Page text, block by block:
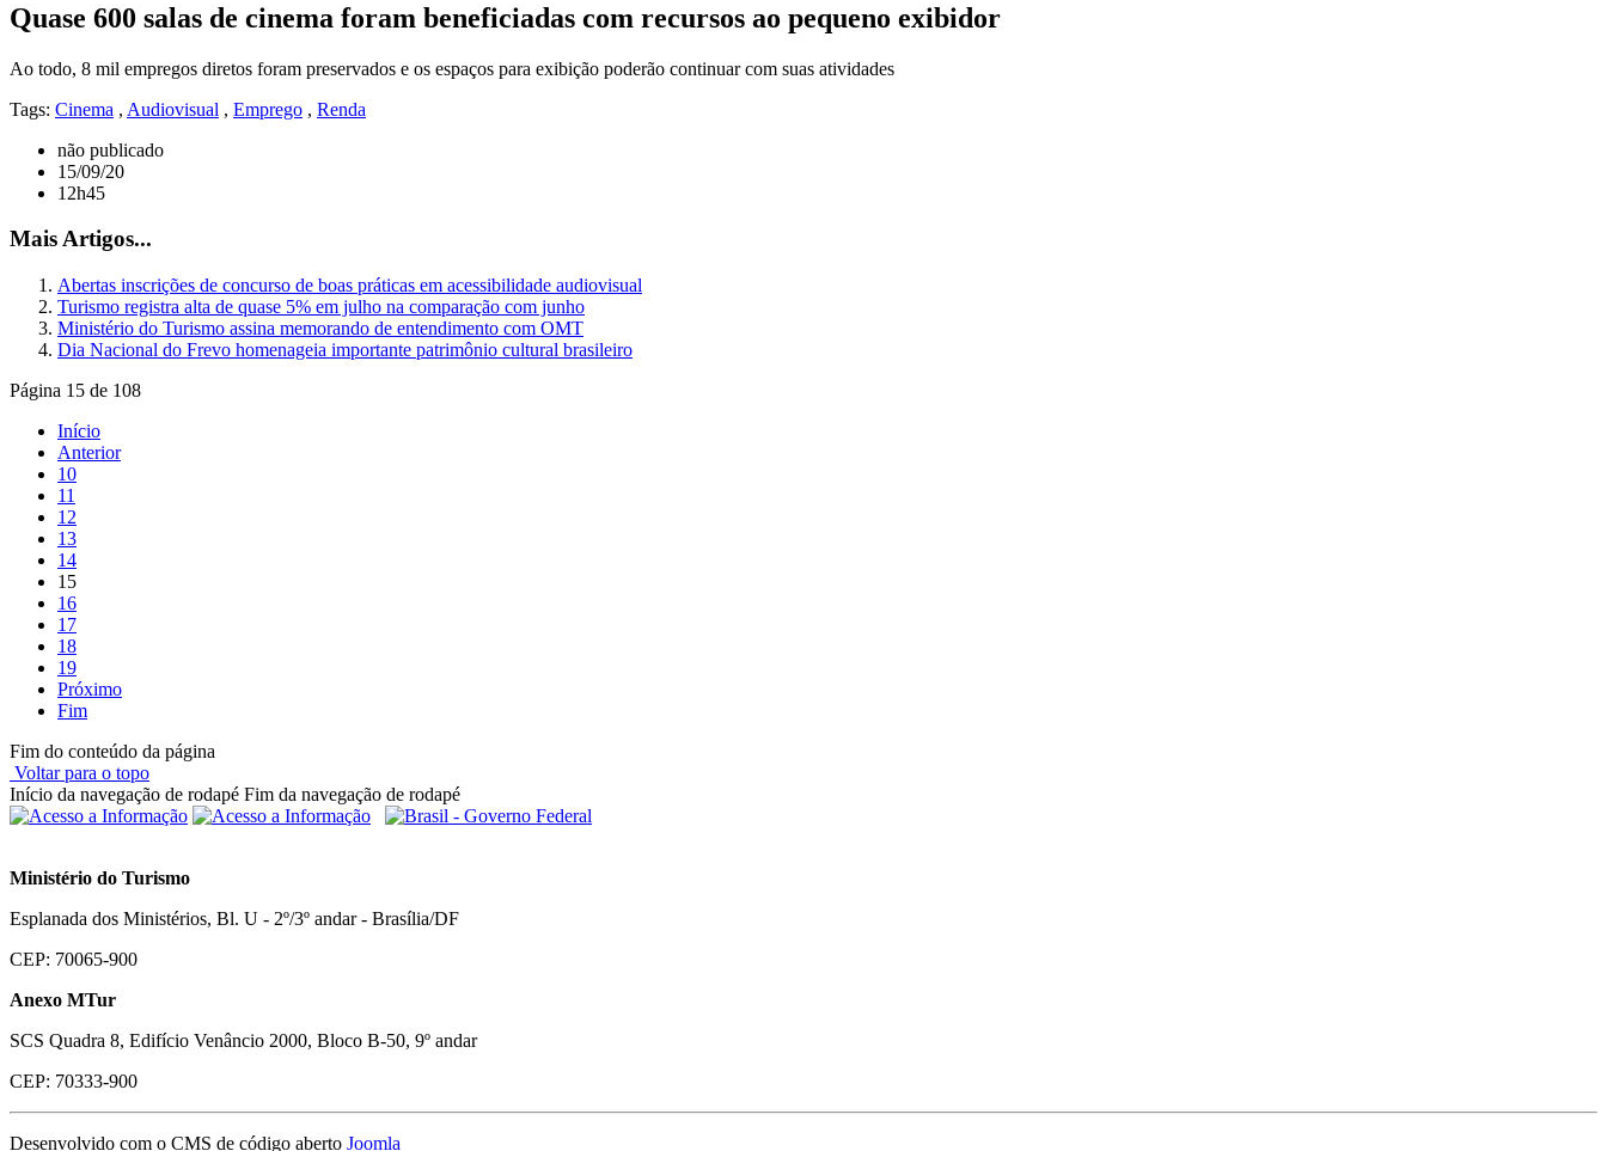
Quase 600 salas de cinema foram beneficiadas com recursos ao pequeno exibidor
Ao todo, 8 mil empregos diretos foram preservados e os espaços para exibição poderão continuar com suas atividades
Tags: Cinema , Audiovisual , Emprego , Renda
não publicado
15/09/20
12h45
Mais Artigos...
Abertas inscrições de concurso de boas práticas em acessibilidade audiovisual
Turismo registra alta de quase 5% em julho na comparação com junho
Ministério do Turismo assina memorando de entendimento com OMT
Dia Nacional do Frevo homenageia importante patrimônio cultural brasileiro
Página 15 de 108
Início
Anterior
10
11
12
13
14
15
16
17
18
19
Próximo
Fim
Fim do conteúdo da página
Voltar para o topo
Início da navegação de rodapé Fim da navegação de rodapé
Ministério do Turismo
Esplanada dos Ministérios, Bl. U - 2º/3º andar - Brasília/DF
CEP: 70065-900
Anexo MTur
SCS Quadra 8, Edifício Venâncio 2000, Bloco B-50, 9º andar
CEP: 70333-900
Desenvolvido com o CMS de código aberto Joomla